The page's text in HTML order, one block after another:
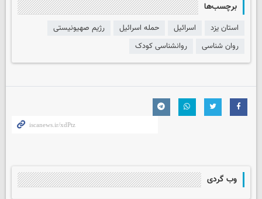
برچسب‌ها
استان یزد اسرائیل حمله اسرائیل
رژیم صهیونیستی
روان شناسی
روانشناسی کودک
وب گردی